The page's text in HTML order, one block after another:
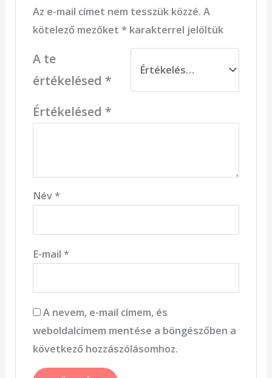
Az e-mail címet nem tesszük közzé. A
kötelező mezőket *karakterrel jelöltük
A te
értékelésed *
Értékelésed *
Név*
E-mail *
A nevem, e-mail címem, és
weboldalcímem mentése a böngészőben a
következő hozzászólásomhoz.